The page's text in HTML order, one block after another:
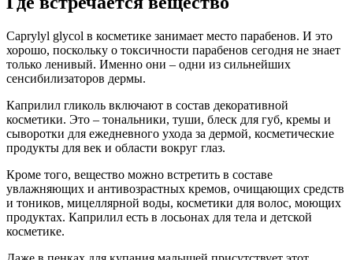
Caprylyl glycol в косметике занимает место парабенов. И это
хорошо, поскольку о токсичности парабенов сегодня не знает
только ленивый. Именно они – одни из сильнейших
сенсибилизаторов дермы.
Каприлил гликоль включают в состав декоративной
косметики. Это – тональники, туши, блеск для губ, кремы и
сыворотки для ежедневного ухода за дермой, косметические
продукты для век и области вокруг глаз.
Кроме того, вещество можно встретить в составе
увлажняющих и антивозрастных кремов, очищающих средств
и тоников, мицеллярной воды, косметики для волос, моющих
продуктах. Каприлил есть в лосьонах для тела и детской
косметике.